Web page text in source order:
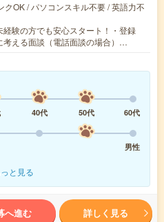
クOK / パソコンスキル不要 / 英語力不
経験の方でも安心スタート！・登録
考える面談（電話面談の場合）…
40代 50代
60代
男性
と見る
へ進む 詳しく見る